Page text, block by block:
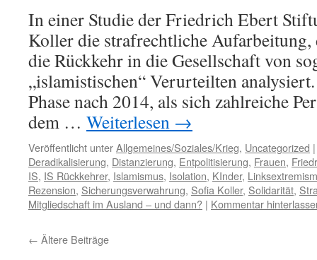
In einer Studie der Friedrich Ebert
Koller die strafrechtliche
die Rückkehr in die Gesellschaft von
„islamistischen“ Verurteilten
Phase nach 2014, als sich zahlreiche
dem … Weiterlesen →
Veröffentlicht unterAllgemeines/Soziales/Krieg, Uncategorized |
Deradikalisierung, Distanzierung, Entpolitisierung, Frauen,
IS, IS Rückkehrer, Islamismus, Isolation, KInder,
Rezension, Sicherungsverwahrung, Sofia Koller, Solidarität,
Mitgliedschaft im Ausland – und dann? | Kommentar
← Ältere Beiträge